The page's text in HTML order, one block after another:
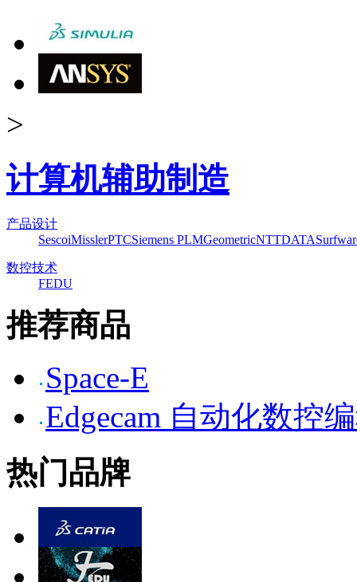
>
计算机辅助制造
产品设计
SescoiMisslerPTCSiemens PLMGeometricNTTDATA
数控技术
FEDU
推荐商品
Space-E
Edgecam 自动化数控
热门品牌